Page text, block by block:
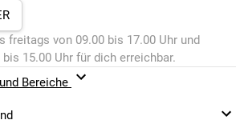
freitags von 09.00 bis 17.00 Uhr und
15.00 Uhr für dich erreichbar.
Bereiche